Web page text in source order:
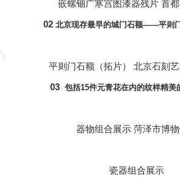
嵌螺钿广寒宫图漆器残片 首
02 北京现存最早的城门石额——平则门
平则门石额（拓片） 北京石刻
03 包括15件元青花在内的纹样精美
器物组合展示 菏泽市博
瓷器组合展示